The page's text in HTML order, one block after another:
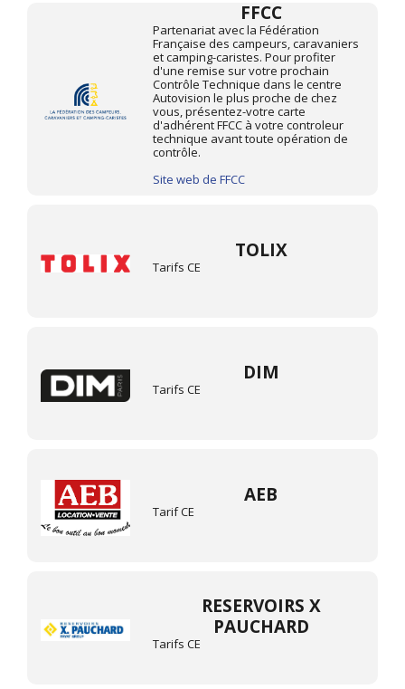
FFCC
Partenariat avec la Fédération
Française des campeurs, caravaniers
et camping-caristes. Pour profiter
d'une remise sur votre prochain
Contrôle Technique dans le centre
Autovision le plus proche de chez
vous, présentez-votre carte
d'adhérent FFCC à votre controleur
technique avant toute opération de
contrôle.
Site web de FFCC
TOLIX
Tarifs CE
DIM
Tarifs CE
AEB
Tarif CE
RESERVOIRS X
PAUCHARD
Tarifs CE